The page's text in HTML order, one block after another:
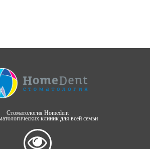
Стоматология Homedent
клиник для всей семьи